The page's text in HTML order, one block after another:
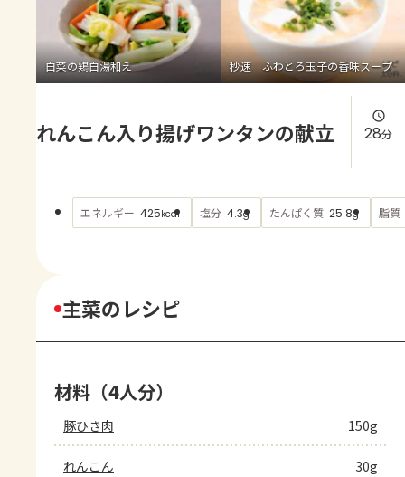
よくあるお問い合わせ
お買い物
AJINOMOTO PARK とは
白菜の鶏白湯和え 秒速 ふわとろ玉子の香味スープ
れんこん入り揚げワンタンの献立 28分
エネルギー 425kcal 塩分 4.3g たんぱく質 25.8g 脂質
主菜のレシピ
材料（4人分）
豚ひき肉 150g
れんこん 30g